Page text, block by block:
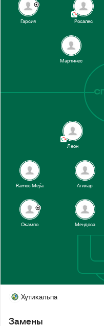
Гарсия Росалес
Мартинес
Ramos Mejía
Мендоса
Окампо
Агилар
Леон
Хутикальпа
Замены